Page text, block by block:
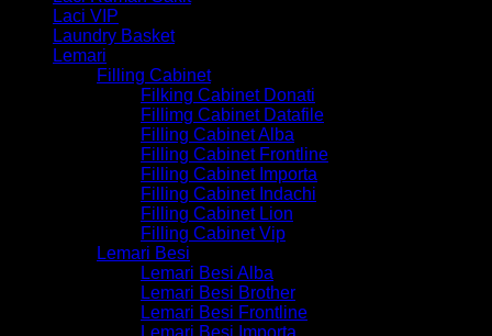
Laci VIP
Laundry Basket
Lemari
Filling Cabinet
Filking Cabinet Donati
Fillimg Cabinet Datafile
Filling Cabinet Alba
Filling Cabinet Frontline
Filling Cabinet Importa
Filling Cabinet Indachi
Filling Cabinet Lion
Filling Cabinet Vip
Lemari Besi
Lemari Besi Alba
Lemari Besi Brother
Lemari Besi Frontline
Lemari Besi Importa